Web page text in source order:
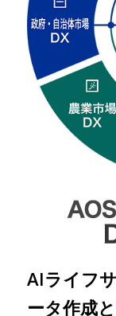
AIライフ
ータ作成